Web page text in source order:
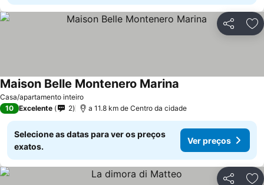
Partilhar
Casa/apartamento inteiro
Maison Belle Montenero Marina
10 Excelente 2 a 11.8 km de Centro da cidade
Selecione as datas para ver os preços
exatos.
Ver preços